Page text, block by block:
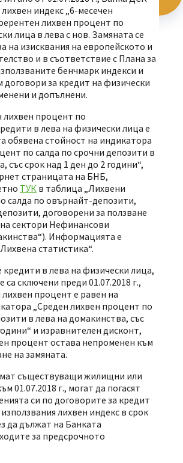
индекс „6-месечен
лихвен процент по
лица в лева с нов. Замяната се
на изисквания на европейското и
и в съответствие с Плана за
бенчмарк индекси и
за кредит на физически
и допълнени.
процент по
в лева на физически лица е
обявена стойност на индикатора
по салда по срочни депозити в
със срок над 1 ден до 2 години“,
страницата на БНБ,
ТУК в таблица „Лихвени
салда по овърнайт-депозити,
договорени за ползване
сектори Нефинансови
Информацията е
статистика“.
в лева на физически лица,
са сключени преди 01.07.2018 г.,
процент е равен на
„Среден лихвен процент по
в лева на домакинства, със
и изравнителен дисконт,
процент остава непроменен към
на замяната.
съществуващи жилищни или
01.07.2018 г., могат да погасят
си по договорите за кредит
лихвен индекс в срок
да дължат на Банката
за предсрочното